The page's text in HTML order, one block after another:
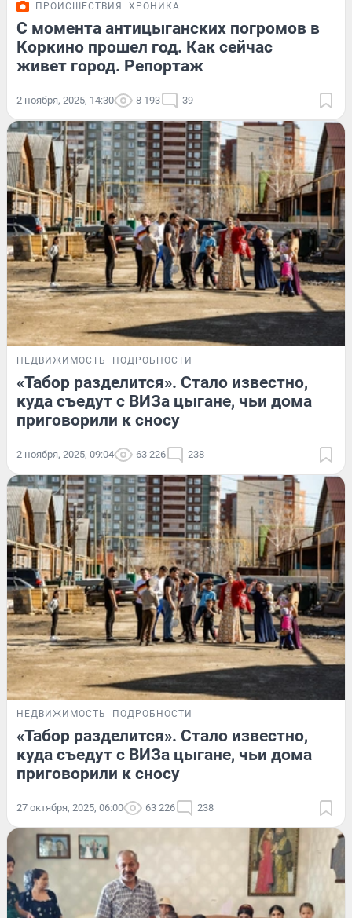
ПРОИСШЕСТВИЯ ХРОНИКА
С момента антицыганских погромов в
Коркино прошел год. Как сейчас
живет город. Репортаж
2 ноября, 2025, 14:30 8 193 39
НЕДВИЖИМОСТЬ ПОДРОБНОСТИ
«Табор разделится». Стало известно,
куда съедут с ВИЗа цыгане, чьи дома
приговорили к сносу
2 ноября, 2025, 09:04 63 226 238
НЕДВИЖИМОСТЬ ПОДРОБНОСТИ
«Табор разделится». Стало известно,
куда съедут с ВИЗа цыгане, чьи дома
приговорили к сносу
27 октября, 2025, 06:00 63 226 238